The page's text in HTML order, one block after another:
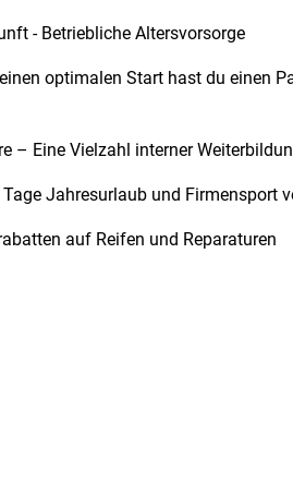
- Betriebliche Altersvorsorge
optimalen Start hast du einen
– Eine Vielzahl interner
Jahresurlaub und Firmensport
auf Reifen und Reparaturen